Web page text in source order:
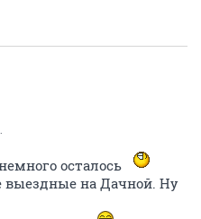
осталось
выездные на Дачной. Ну